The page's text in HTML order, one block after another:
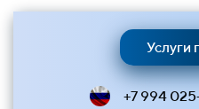
Услуги
+7 994